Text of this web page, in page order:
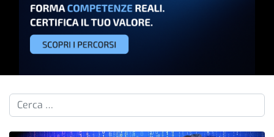
Cerca nelle pillole...